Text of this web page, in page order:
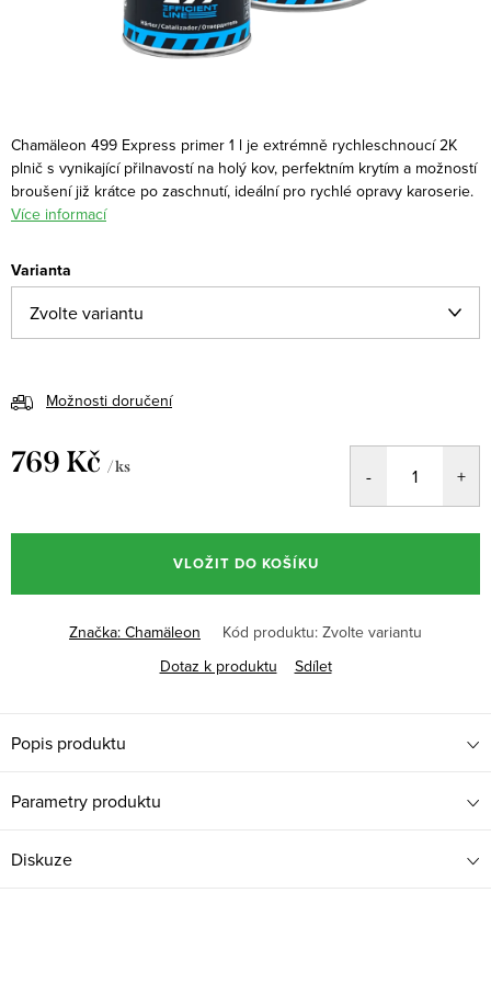
Chamäleon 499 Express primer 1 l je extrémně rychleschnoucí 2K
plnič s vynikající přilnavostí na holý kov, perfektním krytím a možností
broušení již krátce po zaschnutí, ideální pro rychlé opravy karoserie.
Více informací
Varianta
Možnosti doručení
769 Kč / ks
VLOŽIT DO KOŠÍKU
Značka: Chamäleon Kód produktu: Zvolte variantu
Dotaz k produktu
Sdílet
Popis produktu
Parametry produktu
Diskuze